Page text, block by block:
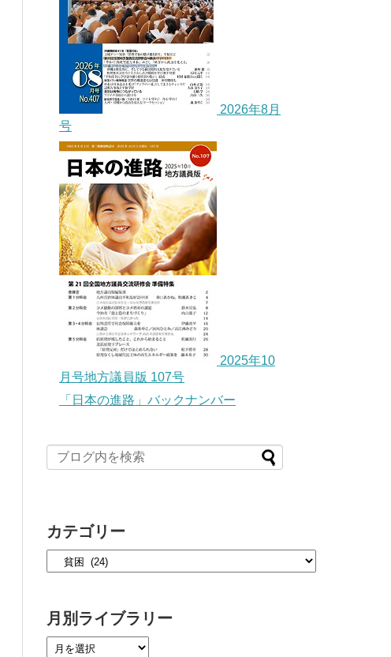
2026年8月
号
2025年10
月号地方議員版 107号
「日本の進路」バックナンバー
カテゴリー
月別ライブラリー